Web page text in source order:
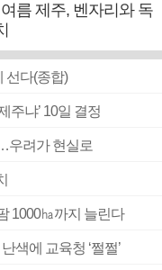
름 제주, 벤자리와 독
선다(종합)
주냐’ 10일 결정
우려가 현실로
1000㏊까지 늘린다
색에 교육청 ‘쩔쩔’